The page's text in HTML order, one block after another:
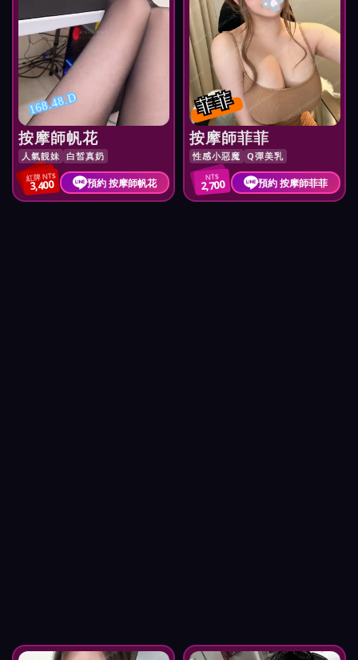
168.48.D
按摩師帆花
人氣靚妹 白皙真奶
紅牌 NT$
3,400 預約 按摩師帆花
菲菲
按摩師菲菲
性感小惡魔 Q彈美乳
NT$
2,700 預約 按摩師菲菲